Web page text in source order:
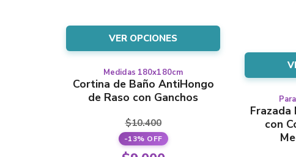
original
era:
$12.300.
precio
actual
$10.500.
VER OPCIONES
elegir
en
la
del
producto
Medidas 180x180cm
Cortina de Baño AntiHongo
de Raso con Ganchos
$10.400
-13% OFF
Este
producto
tiene
variantes.
Las
opciones
Frazada
con